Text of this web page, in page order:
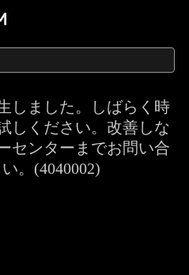
しました。しばらく時
しください。改善しな
センターまでお問い合
。(4040002)